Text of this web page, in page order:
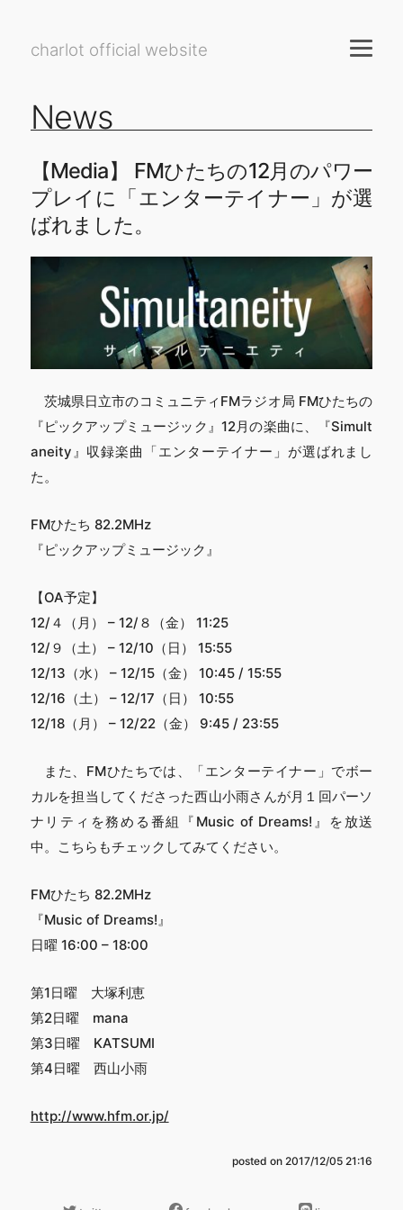
charlot official website
News
【Media】 FMひたちの12月のパワー
プレイに「エンターテイナー」が選
ばれました。
茨城県日立市のコミュニティFMラジオ局 FMひたちの
『ピックアップミュージック』12月の楽曲に、『Simult
aneity』収録楽曲「エンターテイナー」が選ばれまし
た。
FMひたち 82.2MHz
『ピックアップミュージック』
【OA予定】
12/４（月） – 12/８（金） 11:25
12/９（土） – 12/10（日） 15:55
12/13（水） – 12/15（金） 10:45 / 15:55
12/16（土） – 12/17（日） 10:55
12/18（月） – 12/22（金） 9:45 / 23:55
また、FMひたちでは、「エンターテイナー」でボー
カルを担当してくださった西山小雨さんが月１回パーソ
ナリティを務める番組『Music of Dreams!』を放送
中。こちらもチェックしてみてください。
FMひたち 82.2MHz
『Music of Dreams!』
日曜 16:00 – 18:00
第1日曜 大塚利恵
第2日曜 mana
第3日曜 KATSUMI
第4日曜 西山小雨
http://www.hfm.or.jp/
posted on2017/12/05 21:16